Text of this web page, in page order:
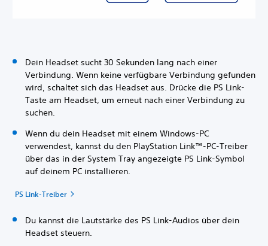
Dein Headset sucht 30 Sekunden lang nach einer
Verbindung. Wenn keine verfügbare Verbindung gefunden
wird, schaltet sich das Headset aus. Drücke die PS Link-
Taste am Headset, um erneut nach einer Verbindung zu
suchen.
Wenn du dein Headset mit einem Windows-PC
verwendest, kannst du den PlayStation Link™-PC-Treiber
über das in der System Tray angezeigte PS Link-Symbol
auf deinem PC installieren.
PS Link-Treiber
Du kannst die Lautstärke des PS Link-Audios über dein
Headset steuern.